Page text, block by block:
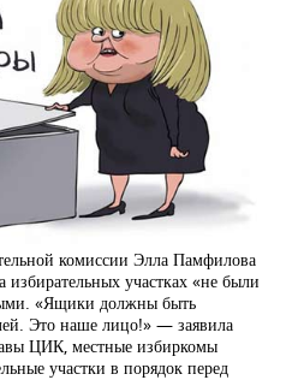
комиссии Элла Памфилова
избирательных участках «не были
«Ящики должны быть
Это наше лицо!» — заявила
ЦИК, местные избиркомы
участки в порядок перед